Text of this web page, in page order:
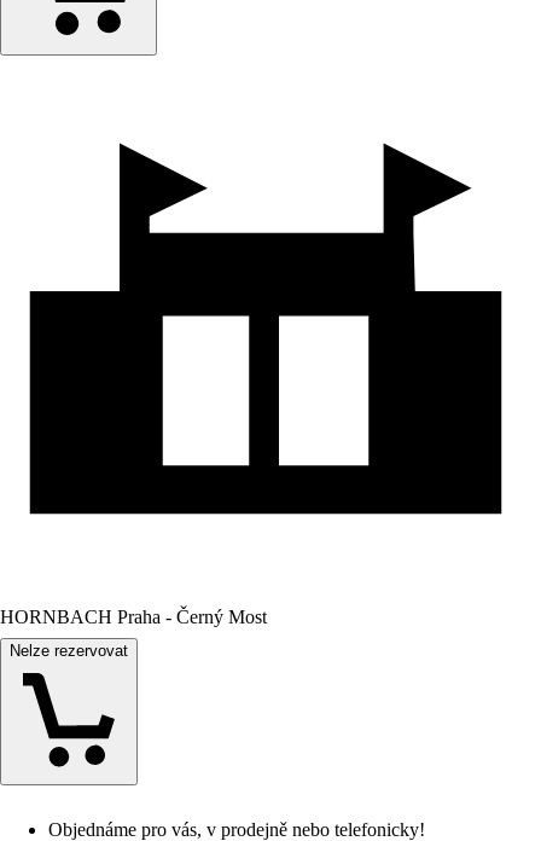
HORNBACH Praha - Černý Most
Nelze rezervovat
Objednáme pro vás, v prodejně nebo telefonicky!